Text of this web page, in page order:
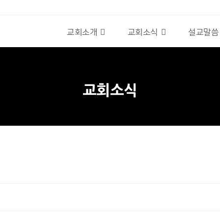
교회소개 교회소식 설교말씀
교회소식